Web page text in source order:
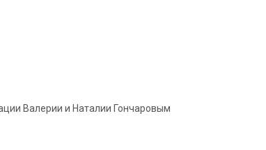
Валерии и Наталии Гончаровым